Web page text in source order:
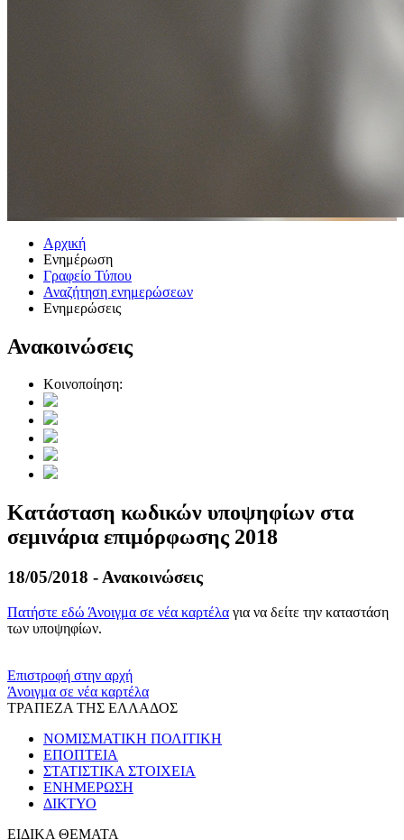
Αρχική
Ενημέρωση
Γραφείο Τύπου
Αναζήτηση ενημερώσεων
Ενημερώσεις
Ανακοινώσεις
Κοινοποίηση:
Κατάσταση κωδικών υποψηφίων στα
σεμινάρια επιμόρφωσης 2018
18/05/2018 - Ανακοινώσεις
Πατήστε εδώ Άνοιγμα σε νέα καρτέλα για να δείτε την καταστάση
των υποψηφίων.
Επιστροφή στην αρχή
Άνοιγμα σε νέα καρτέλα
ΤΡΑΠΕΖΑ ΤΗΣ ΕΛΛΑΔΟΣ
ΝΟΜΙΣΜΑΤΙΚΗ ΠΟΛΙΤΙΚΗ
ΕΠΟΠΤΕΙΑ
ΣΤΑΤΙΣΤΙΚΑ ΣΤΟΙΧΕΙΑ
ΕΝΗΜΕΡΩΣΗ
ΔΙΚΤΥΟ
ΕΙΔΙΚΑ ΘΕΜΑΤΑ